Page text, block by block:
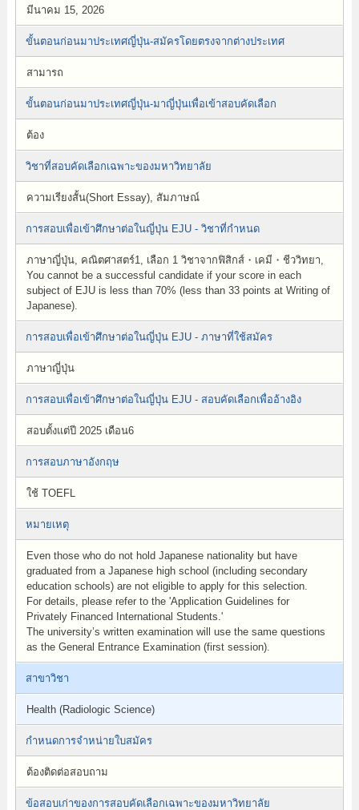
มีนาคม 15, 2026
ขั้นตอนก่อนมาประเทศญี่ปุ่น-สมัครโดยตรงจากต่างประเทศ
สามารถ
ขั้นตอนก่อนมาประเทศญี่ปุ่น-มาญี่ปุ่นเพื่อเข้าสอบคัดเลือก
ต้อง
วิชาที่สอบคัดเลือกเฉพาะของมหาวิทยาลัย
ความเรียงสั้น(Short Essay), สัมภาษณ์
การสอบเพื่อเข้าศึกษาต่อในญี่ปุ่น EJU - วิชาที่กำหนด
ภาษาญี่ปุ่น, คณิตศาสตร์1, เลือก 1 วิชาจากฟิสิกส์・เคมี・ชีววิทยา,
You cannot be a successful candidate if your score in each
subject of EJU is less than 70% (less than 33 points at Writing of
Japanese).
การสอบเพื่อเข้าศึกษาต่อในญี่ปุ่น EJU - ภาษาที่ใช้สมัคร
ภาษาญี่ปุ่น
การสอบเพื่อเข้าศึกษาต่อในญี่ปุ่น EJU - สอบคัดเลือกเพื่ออ้างอิง
สอบตั้งแต่ปี 2025 เดือน6
การสอบภาษาอังกฤษ
ใช้ TOEFL
หมายเหตุ
Even those who do not hold Japanese nationality but have
graduated from a Japanese high school (including secondary
education schools) are not eligible to apply for this selection.
For details, please refer to the 'Application Guidelines for
Privately Financed International Students.'
The university’s written examination will use the same questions
as the General Entrance Examination (first session).
สาขาวิชา
Health (Radiologic Science)
กำหนดการจำหน่ายใบสมัคร
ต้องติดต่อสอบถาม
ข้อสอบเก่าของการสอบคัดเลือกเฉพาะของมหาวิทยาลัย